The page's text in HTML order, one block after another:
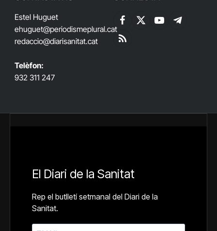
Estel Huguet
ehuguet@periodismeplural.cat
redaccio@diarisanitat.cat
Telèfon:
932 311 247
Facebook
X
YouTubeTelegram
RSS